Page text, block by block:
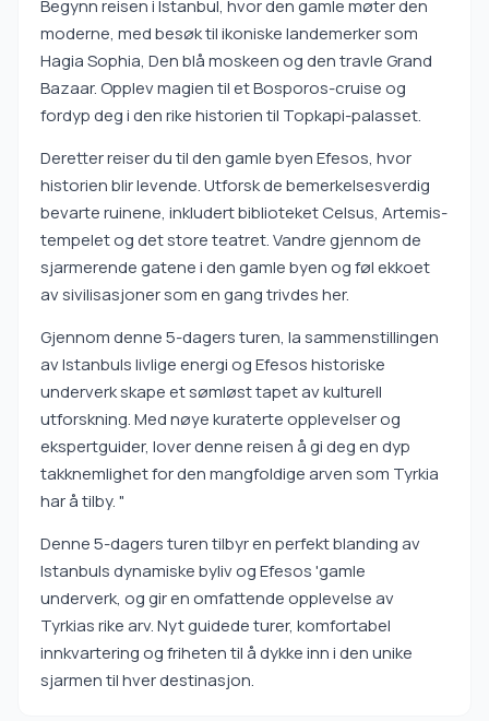
Begynn reisen i Istanbul, hvor den gamle møter den
moderne, med besøk til ikoniske landemerker som
Hagia Sophia, Den blå moskeen og den travle Grand
Bazaar. Opplev magien til et Bosporos-cruise og
fordyp deg i den rike historien til Topkapi-palasset.
Deretter reiser du til den gamle byen Efesos, hvor
historien blir levende. Utforsk de bemerkelsesverdig
bevarte ruinene, inkludert biblioteket Celsus, Artemis-
tempelet og det store teatret. Vandre gjennom de
sjarmerende gatene i den gamle byen og føl ekkoet
av sivilisasjoner som en gang trivdes her.
Gjennom denne 5-dagers turen, la sammenstillingen
av Istanbuls livlige energi og Efesos historiske
underverk skape et sømløst tapet av kulturell
utforskning. Med nøye kuraterte opplevelser og
ekspertguider, lover denne reisen å gi deg en dyp
takknemlighet for den mangfoldige arven som Tyrkia
har å tilby. "
Denne 5-dagers turen tilbyr en perfekt blanding av
Istanbuls dynamiske byliv og Efesos 'gamle
underverk, og gir en omfattende opplevelse av
Tyrkias rike arv. Nyt guidede turer, komfortabel
innkvartering og friheten til å dykke inn i den unike
sjarmen til hver destinasjon.